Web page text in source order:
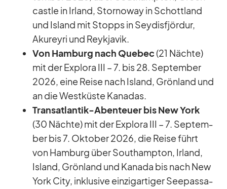
castle in Ir­land, Stor­no­way in Schott­land
und Is­land mit Stopps in Sey­dis­fjör­dur,
Akureyri und Reykja­vik.
Von Ham­burg nach Que­bec (21 Nächte)
mit der Ex­plora III – 7. bis 28. Sep­tem­ber
2026, eine Reise nach Is­land, Grön­land und
an die West­küste Ka­na­das.
Trans­at­lan­tik-Aben­teuer bis New York
(30 Nächte) mit der Ex­plora III – 7. Sep­tem­
ber bis 7. Ok­to­ber 2026, die Reise führt
von Ham­burg über Sout­hamp­ton, Ir­land,
Is­land, Grön­land und Ka­nada bis nach New
York City, in­klu­sive ein­zig­ar­ti­ger See­pas­sa­